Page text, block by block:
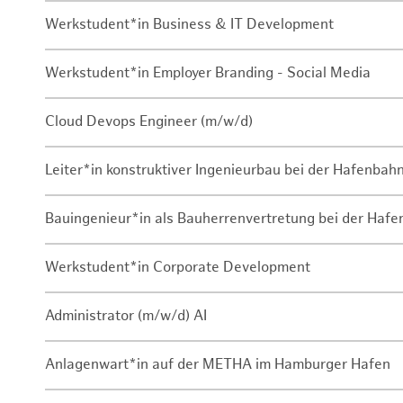
Werkstudent*in Business & IT Development
Werkstudent*in Employer Branding - Social Media
Cloud Devops Engineer (m/w/d)
Leiter*in konstruktiver Ingenieurbau bei der Hafenbahn
Bauingenieur*in als Bauherrenvertretung bei der
Werkstudent*in Corporate Development
Administrator (m/w/d) AI
Anlagenwart*in auf der METHA im Hamburger Hafen